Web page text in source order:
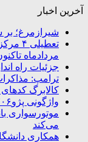
آخرین اخبار
شیرازمرغ؛
مردادماه
جزئیات راه
ترامپ:
کالابرگ کدهای ملی ۰، ۱ و
واژگونی پژو۲۰۶ در جاده بابامیدان- نورآباد با ۳ مصدوم
موتورسواری
می‌کند
همکاری